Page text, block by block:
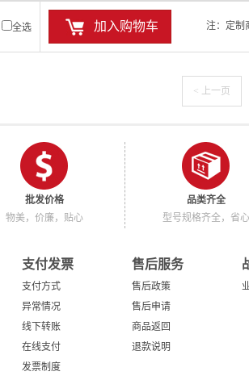
全选 加入购物车 注：定制
< 上一页
批发价格
物美，价廉，贴心
品类齐全
型号规格齐全，省心
支付发票
支付方式
异常情况
线下转账
在线支付
发票制度
售后服务
售后政策
售后申请
商品返回
退款说明